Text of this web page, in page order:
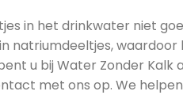
in het drinkwater niet
natriumdeeltjes,
u bij Water Zonder Kalk
met ons op. We